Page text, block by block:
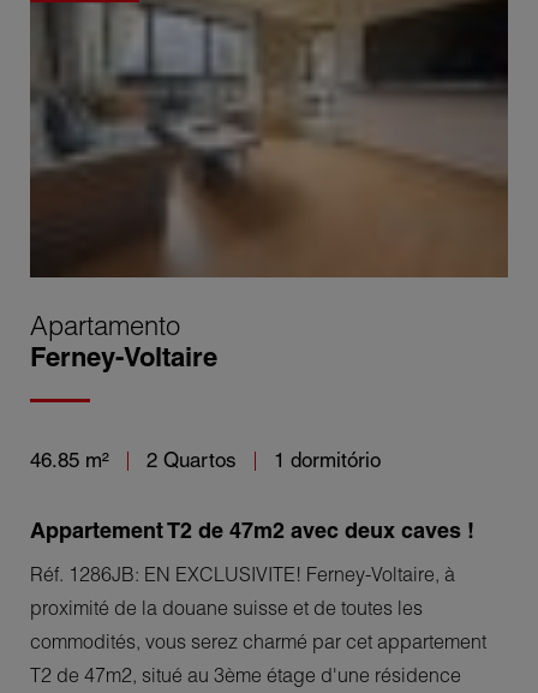
Apartamento
Ferney-Voltaire
46.85 m² 2 Quartos 1 dormitório
Appartement T2 de 47m2 avec deux caves !
Réf. 1286JB: EN EXCLUSIVITE! Ferney-Voltaire, à
proximité de la douane suisse et de toutes les
commodités, vous serez charmé par cet appartement
T2 de 47m2, situé au 3ème étage d'une résidence